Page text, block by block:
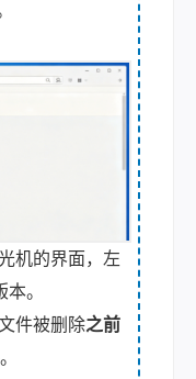
机的界面，左
。
件被删除之前